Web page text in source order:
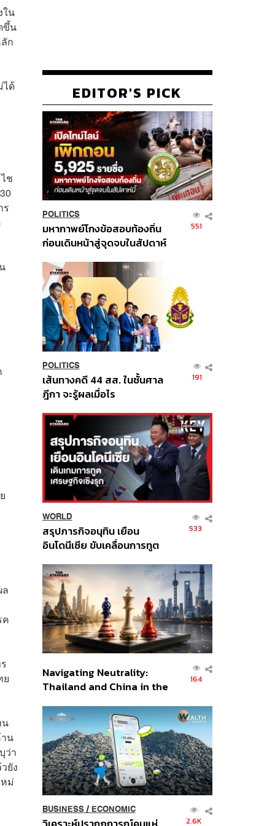
ใน
ขึ้น
ก
ได้
ช
ร
ค
ย
น
น
ว่า
ยัง
ม่
EDITOR'S PICK
POLITICS
มหากาพย์โกงข้อสอบท้องถิ่น
ก่อนเดินหน้าสู่จุดจบในสัปดาห์
551
POLITICS
เส้นทางคดี 44 สส. ในชั้นศาล
ฎีกา จะรู้ผลเมื่อไร
191
WORLD
สรุปภารกิจอนุทิน เยือน
อินโดนีเซีย ขับเคลื่อนการทูต
ส่วนยุทธศาสตร์ไทย –
อินโดนีเซีย
533
Navigating Neutrality:
Thailand and China in the
Order
164
BUSINESS/ ECONOMIC
2.6K